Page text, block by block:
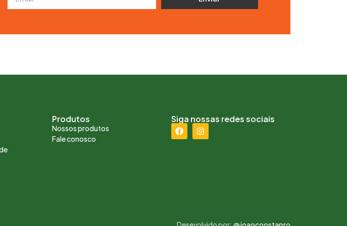
Produtos
Nossos produtos
Fale conosco
Siga nossas redes sociais